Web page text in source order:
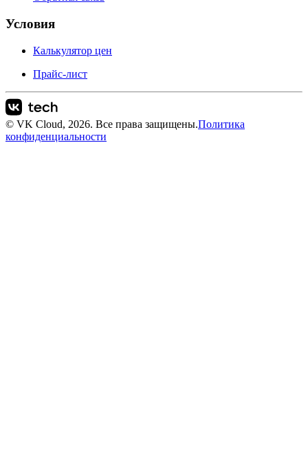
Условия
Калькулятор цен
Прайс-лист
© VK Cloud, 2026. Все права защищены.Политика
конфиденциальности